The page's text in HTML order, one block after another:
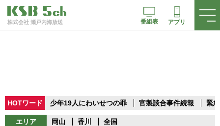
株式会社 瀬戸内海放送 番組表 アプリ
HOTワード 少年19人にわいせつの罪 官製談合事件続報 緊
エリア 岡山 香川 全国